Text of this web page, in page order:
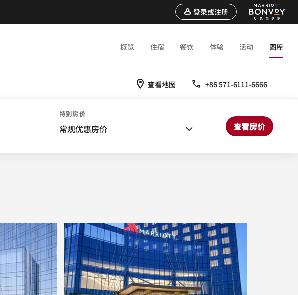
登录或注册
概览 住宿 餐饮 体验 活动 图库
查看地图 +86 571-6111-6666
特别房价
常规优惠房价 查看房价
活动和会议 婚礼